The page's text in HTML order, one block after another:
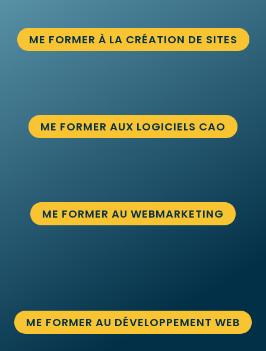
ME FORMER À LA CRÉATION DE SITES
ME FORMER AUX LOGICIELS CAO
ME FORMER AU WEBMARKETING
ME FORMER AU DÉVELOPPEMENT WEB